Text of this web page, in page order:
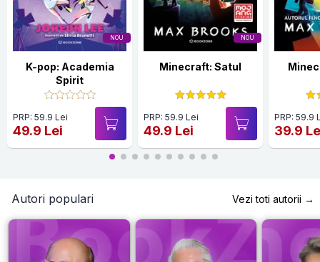
NOU
K-pop: Academia
Spirit
PRP: 59.9 Lei
49.9 Lei
NOU
Minecraft: Satul
PRP: 59.9 Lei
49.9 Lei
PRP: 59.9
39.9
Autori populari Vezi toti autorii →